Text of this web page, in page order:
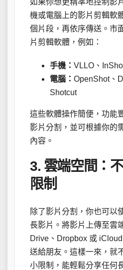
如果你想更精準地控制影
機或電腦上的影片剪輯軟
個片段，再依序傳送。市
片剪輯軟體，例如：
手機： VLLO、
電腦： OpenShot、
Shotcut
這些軟體操作簡便，功能
影片分割，並可根據你的
內容。
3. 雲端空間：
限制
除了影片分割，你也可以
長影片。將影片上傳至雲
Drive、Dropbox 或
送給朋友。這樣一來，就
小限制，能輕鬆分享任何